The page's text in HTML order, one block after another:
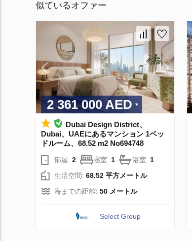
似ているオファー
2 361 000 AED
Dubai Design District、
Dubai、UAEにあるマンション 1ベッ
ドルーム、68.52 m2 No694748
部屋: 2 寝室: 1 浴室: 1
生活空間: 68.52 平方メートル
海までの距離: 50 メートル
Select Group